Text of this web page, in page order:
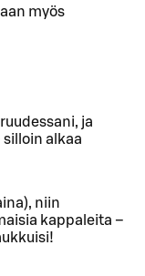
myös
ja
alkaa
niin
kappaleita –